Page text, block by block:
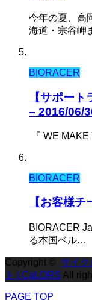
今年の夏、高
海道・宗谷岬
BIORACER
【サポー
– 2016/06/
『 WE
BIORACER
【お客様
BIORACER
る本国ベル…
Copyright © サイク
ト | CaLORS All
PAGE TOP